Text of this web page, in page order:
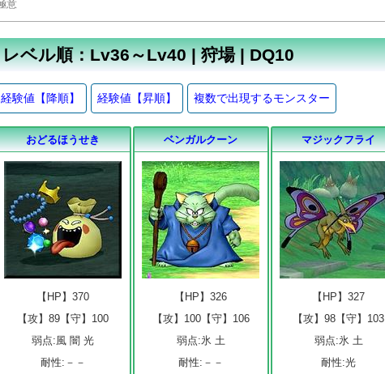
レベル順：Lv36～Lv40 | 狩場 | DQ10
経験値【降順】 経験値【昇順】 複数で出現するモンスター
おどるほうせき
【HP】370
【攻】89【守】100
弱点:風 闇 光
耐性:－－
ベンガルクーン
【HP】326
【攻】100【守】106
弱点:氷 土
耐性:－－
マジックフライ
【HP】327
【攻】98【守】103
弱点:氷 土
耐性:光